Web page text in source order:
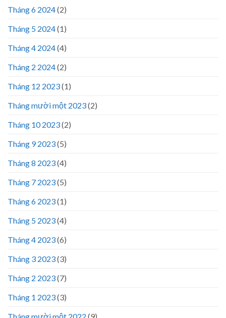
Tháng 6 2024(2)
Tháng 5 2024(1)
Tháng 4 2024(4)
Tháng 2 2024(2)
Tháng 12 2023(1)
Tháng mười một 2023(2)
Tháng 10 2023(2)
Tháng 9 2023(5)
Tháng 8 2023(4)
Tháng 7 2023(5)
Tháng 6 2023(1)
Tháng 5 2023(4)
Tháng 4 2023(6)
Tháng 3 2023(3)
Tháng 2 2023(7)
Tháng 1 2023(3)